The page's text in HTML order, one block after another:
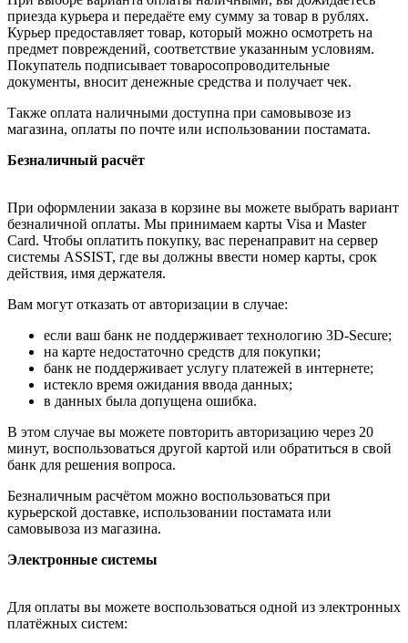
приезда курьера и передаёте ему сумму за товар в рублях.
Курьер предоставляет товар, который можно осмотреть на
предмет повреждений, соответствие указанным условиям.
Покупатель подписывает товаросопроводительные
документы, вносит денежные средства и получает чек.
Также оплата наличными доступна при самовывозе из
магазина, оплаты по почте или использовании постамата.
Безналичный расчёт
При оформлении заказа в корзине вы можете выбрать вариант
безналичной оплаты. Мы принимаем карты Visa и Master
Card. Чтобы оплатить покупку, вас перенаправит на сервер
системы ASSIST, где вы должны ввести номер карты, срок
действия, имя держателя.
Вам могут отказать от авторизации в случае:
если ваш банк не поддерживает технологию 3D-Secure;
на карте недостаточно средств для покупки;
банк не поддерживает услугу платежей в интернете;
истекло время ожидания ввода данных;
в данных была допущена ошибка.
В этом случае вы можете повторить авторизацию через 20
минут, воспользоваться другой картой или обратиться в свой
банк для решения вопроса.
Безналичным расчётом можно воспользоваться при
курьерской доставке, использовании постамата или
самовывоза из магазина.
Электронные системы
Для оплаты вы можете воспользоваться одной из электронных
платёжных систем: